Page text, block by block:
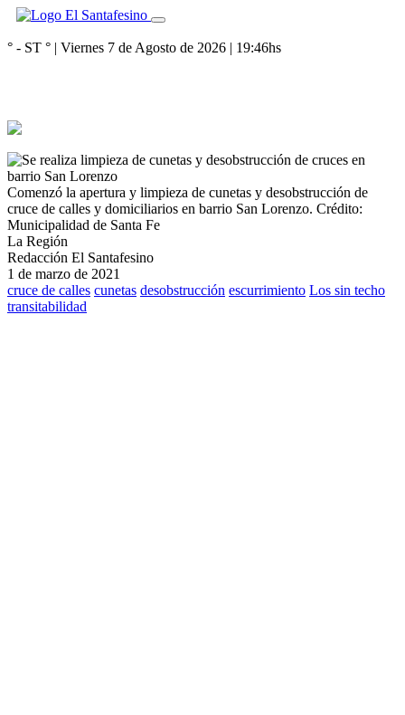
° - ST ° | Viernes 7 de Agosto de 2026 | 19:46hs
Comenzó la apertura y limpieza de cunetas y desobstrucción de
cruce de calles y domiciliarios en barrio San Lorenzo. Crédito:
Municipalidad de Santa Fe
La Región
Redacción El Santafesino
1 de marzo de 2021
cruce de calles cunetas desobstrucción escurrimiento Los sin techo
transitabilidad